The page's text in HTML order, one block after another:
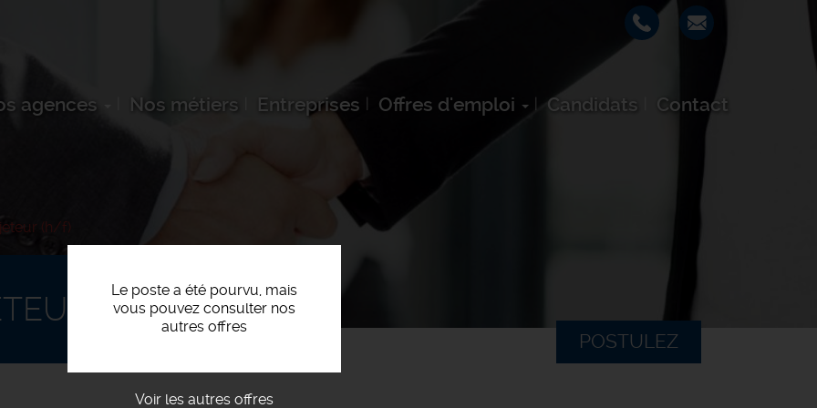
agences Nos métiers Entreprises Offres d'emploi Candidats Contact
(h/f)
Le poste a été pourvu, mais
vous pouvez consulter nos
autres offres
Voir les autres offres
POSTULEZ
(H/F)